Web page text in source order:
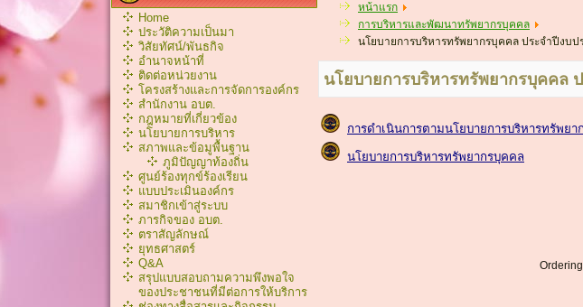
Home
ประวัติความเป็นมา
วิสัยทัศน์/พันธกิจ
อำนาจหน้าที่
ติดต่อหน่วยงาน
โครงสร้างและการจัดการองค์กร
สำนักงาน อบต.
กฎหมายที่เกี่ยวข้อง
นโยบายการบริหาร
สภาพและข้อมูพื้นฐาน
ภูมิปัญญาท้องถิ่น
ศูนย์ร้องทุกข์ร้องเรียน
แบบประเมินองค์กร
สมาชิกเข้าสู่ระบบ
ภารกิจของ อบต.
ตราสัญลักษณ์
ยุทธศาสตร์
Q&A
สรุปแบบสอบถามความพึงพอใจ
ของประชาชนที่มีต่อการให้บริการ
หน้าแรก
การบริหารและพัฒนาทรัพยากรบุคคล
นโยบายการบริหารทรัพยากรบุคคล ประจำปีงบ
นโยบายการบริหารทรัพยากรบุคคล
การดำเนินการตามนโยบายการบริหารทรัพยา
นโยบายการบริหารทรัพยากรบุคคล
Ordering